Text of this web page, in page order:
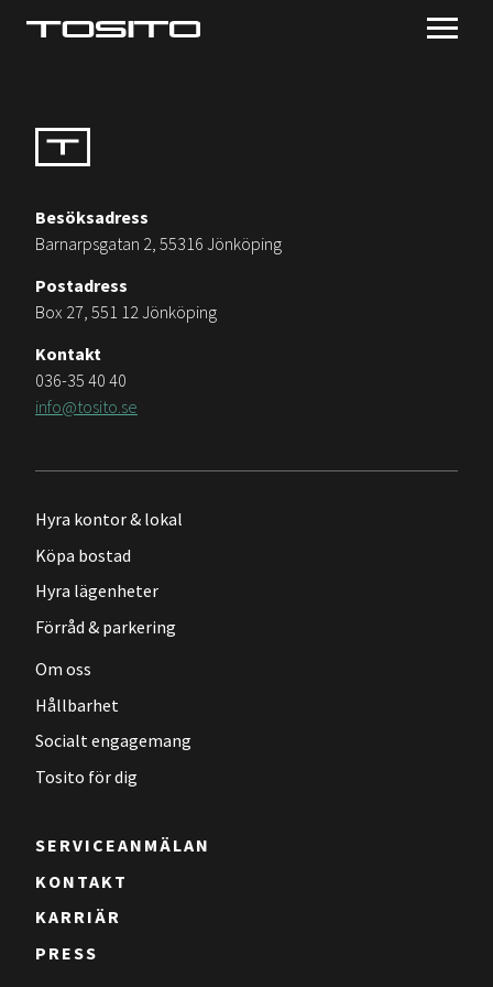
Besöksadress
Barnarpsgatan 2, 55316 Jönköping
Postadress
Box 27, 551 12 Jönköping
Kontakt
036-35 40 40
info@tosito.se
Hyra kontor & lokal
Köpa bostad
Hyra lägenheter
Förråd & parkering
Om oss
Hållbarhet
Socialt engagemang
Tosito för dig
SERVICEANMÄLAN
KONTAKT
KARRIÄR
PRESS